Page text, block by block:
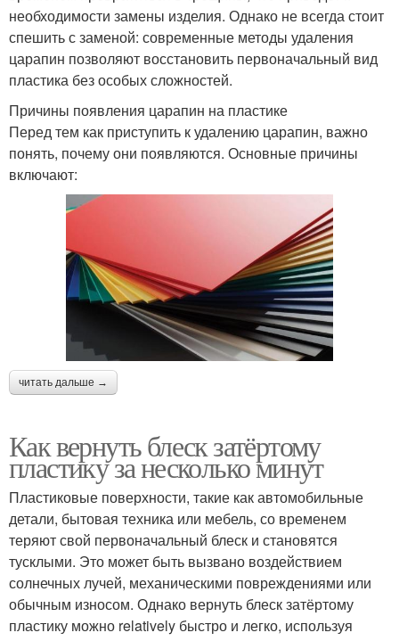
необходимости замены изделия. Однако не всегда стоит
спешить с заменой: современные методы удаления
царапин позволяют восстановить первоначальный вид
пластика без особых сложностей.
Причины появления царапин на пластике
Перед тем как приступить к удалению царапин, важно
понять, почему они появляются. Основные причины
включают:
читать дальше →
Как вернуть блеск затёртому
пластику за несколько минут
Пластиковые поверхности, такие как автомобильные
детали, бытовая техника или мебель, со временем
теряют свой первоначальный блеск и становятся
тусклыми. Это может быть вызвано воздействием
солнечных лучей, механическими повреждениями или
обычным износом. Однако вернуть блеск затёртому
пластику можно relatively быстро и легко, используя